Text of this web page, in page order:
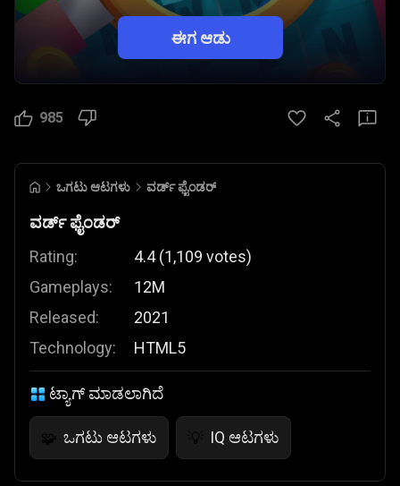
ಈಗ ಆಡು
985
ಒಗಟು ಆಟಗಳು ವರ್ಡ್ ಫೈಂಡರ್
ವರ್ಡ್ ಫೈಂಡರ್
Rating:
Gameplays:
Released:
Technology:
4.4 (1,109 votes)
12M
2021
HTML5
ಟ್ಯಾಗ್ ಮಾಡಲಾಗಿದೆ
🧩 ಒಗಟು ಆಟಗಳು 💡 IQ ಆಟಗಳು